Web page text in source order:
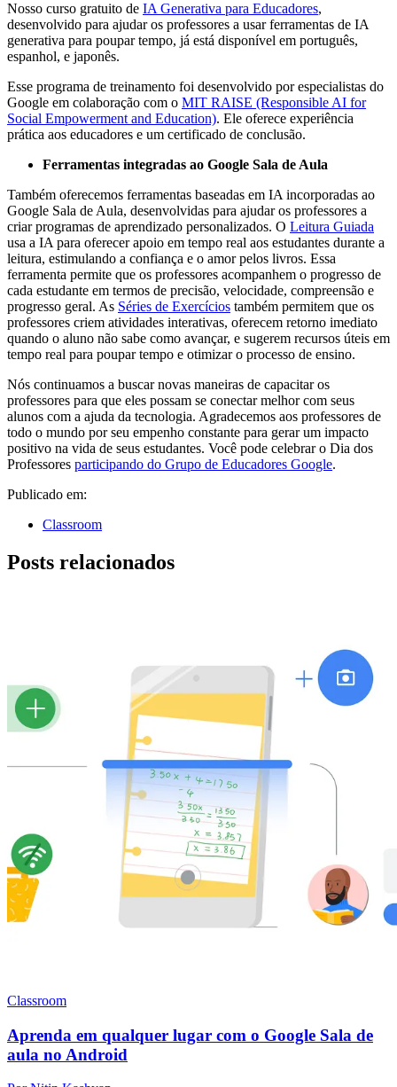
Nosso curso gratuito de IA Generativa para Educadores,
desenvolvido para ajudar os professores a usar ferramentas de IA
generativa para poupar tempo, já está disponível em português,
espanhol, e japonês.
Esse programa de treinamento foi desenvolvido por especialistas do
Google em colaboração com o MIT RAISE (Responsible AI for
Social Empowerment and Education). Ele oferece experiência
prática aos educadores e um certificado de conclusão.
Ferramentas integradas ao Google Sala de Aula
Também oferecemos ferramentas baseadas em IA incorporadas ao
Google Sala de Aula, desenvolvidas para ajudar os professores a
criar programas de aprendizado personalizados. O Leitura Guiada
usa a IA para oferecer apoio em tempo real aos estudantes durante a
leitura, estimulando a confiança e o amor pelos livros. Essa
ferramenta permite que os professores acompanhem o progresso de
cada estudante em termos de precisão, velocidade, compreensão e
progresso geral. As Séries de Exercícios também permitem que os
professores criem atividades interativas, oferecem retorno imediato
quando o aluno não sabe como avançar, e sugerem recursos úteis em
tempo real para poupar tempo e otimizar o processo de ensino.
Nós continuamos a buscar novas maneiras de capacitar os
professores para que eles possam se conectar melhor com seus
alunos com a ajuda da tecnologia. Agradecemos aos professores de
todo o mundo por seu empenho constante para gerar um impacto
positivo na vida de seus estudantes. Você pode celebrar o Dia dos
Professores participando do Grupo de Educadores Google.
Publicado em:
Classroom
Posts relacionados
Classroom
Aprenda em qualquer lugar com o Google Sala de
aula no Android